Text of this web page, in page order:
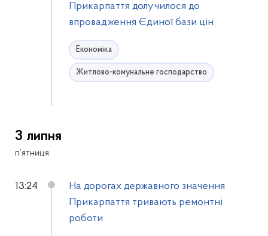
Прикарпаття долучилося до
впровадження Єдиної бази цін
Економіка
Житлово-комунальне господарство
3 липня
п’ятниця
13:24
На дорогах державного значення
Прикарпаття тривають ремонтні
роботи